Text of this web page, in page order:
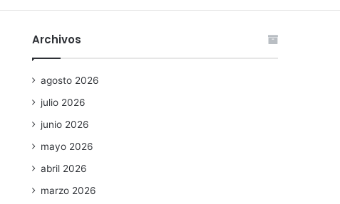
Archivos
agosto 2026
julio 2026
junio 2026
mayo 2026
abril 2026
marzo 2026